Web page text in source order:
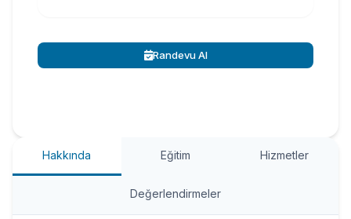
Randevu Al
Hakkında Eğitim Hizmetler
Değerlendirmeler